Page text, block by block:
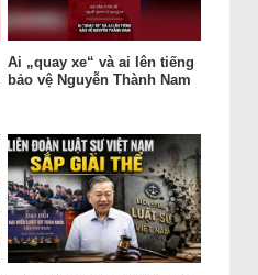
Ai „quay xe“ và ai lên tiếng
bảo vệ Nguyễn Thành Nam